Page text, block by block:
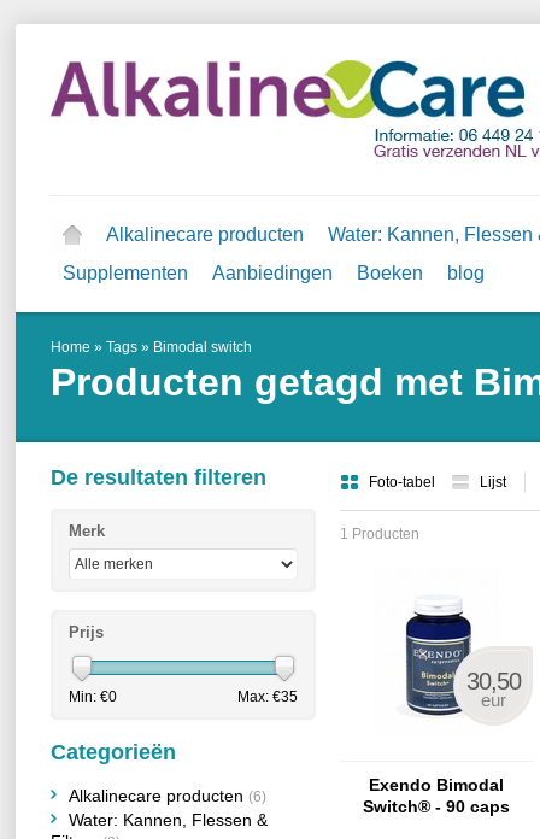
Alkalinecare producten
Water: Kannen, Flessen
Supplementen
Aanbiedingen Boeken blog
Home » Tags » Bimodal switch
Producten getagd met
Foto-tabel Lijst
1 Producten
30,50
eur
Exendo Bimodal
Switch® - 90 caps
De resultaten filteren
Merk
Prijs
Min: €0 Max: €35
Categorieën
Alkalinecare producten (6)
Water: Kannen, Flessen &